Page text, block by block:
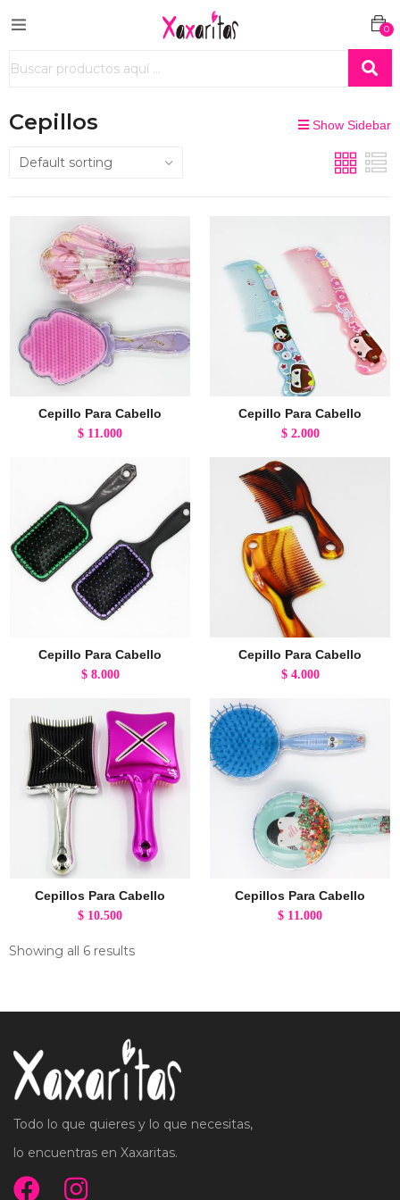
0
Cepillos Show Sidebar
Cepillo Para Cabello
$ 11.000
Cepillo Para Cabello
$2.000
Cepillo Para Cabello
$8.000
Cepillo Para Cabello
$4.000
Cepillos Para Cabello
$ 10.500
Cepillos Para Cabello
$ 11.000
Showing all 6 results
Todo lo que quieres y lo que necesitas,
lo encuentras en Xaxaritas.